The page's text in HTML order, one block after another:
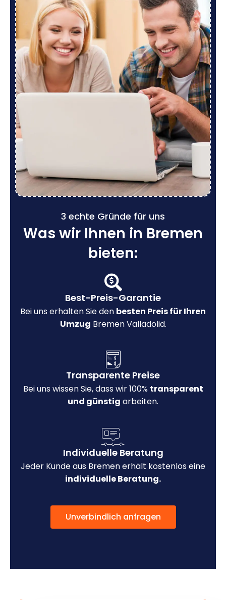
3 echte Gründe für uns
Was wir Ihnen in Bremen
bieten:
Best-Preis-Garantie
Bei uns erhalten Sie den besten Preis für Ihren
Umzug Bremen Valladolid.
Transparente Preise
Bei uns wissen Sie, dass wir 100% transparent
und günstig arbeiten.
Individuelle Beratung
Jeder Kunde aus Bremen erhält kostenlos eine
individuelle Beratung.
Unverbindlich anfragen